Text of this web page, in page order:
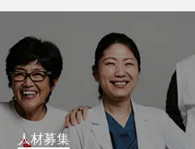
人材募集